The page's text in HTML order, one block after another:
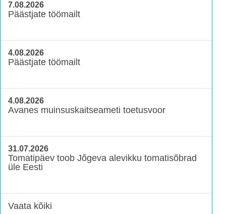
7.08.2026
Päästjate töömailt
4.08.2026
Päästjate töömailt
4.08.2026
Avanes muinsuskaitseameti toetusvoor
31.07.2026
Tomatipäev toob Jõgeva alevikku tomatisõbrad
üle Eesti
Vaata kõiki